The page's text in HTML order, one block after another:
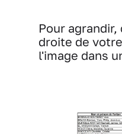
Pour
droite de
l'image dans